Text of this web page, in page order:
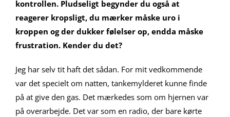
kontrollen. Pludseligt begynder du også at
reagerer kropsligt, du mærker måske uro i
kroppen og der dukker følelser op, endda måske
frustration. Kender du det?
Jeg har selv tit haft det sådan. For mit vedkommende
var det specielt om natten, tankemylderet kunne finde
på at give den gas. Det mærkedes som om hjernen var
på overarbejde. Det var som en radio, der bare kørte